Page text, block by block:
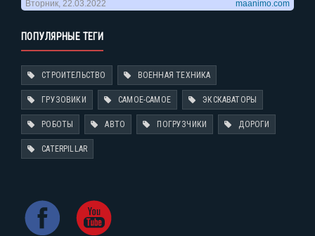
ПОПУЛЯРНЫЕ ТЕГИ
СТРОИТЕЛЬСТВО ВОЕННАЯ ТЕХНИКА
ГРУЗОВИКИ САМОЕ-САМОЕ ЭКСКАВАТОРЫ
РОБОТЫ АВТО ПОГРУЗЧИКИ ДОРОГИ
CATERPILLAR